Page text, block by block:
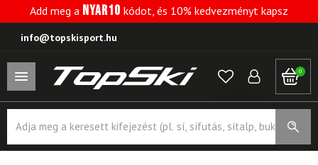
Add meg a NYAR10 kódot, és 10% kedvezményt kapsz
info@topskisport.hu
0
search